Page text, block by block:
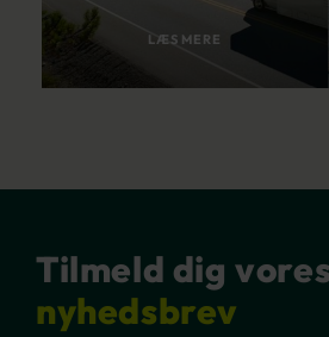
LÆS MERE
Tilmeld dig
nyhedsbrev